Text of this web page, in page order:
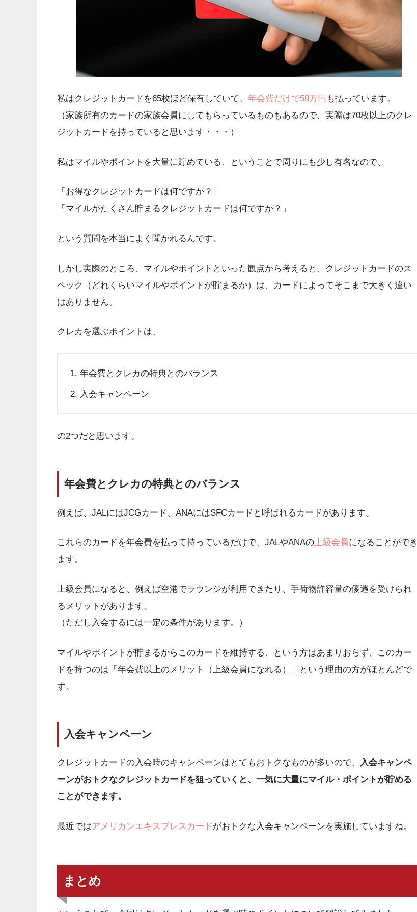
私はクレジットカードを65枚ほど保有していて、 年会費だけで58万円 も払っています。
（家族所有のカードの家族会員にしてもらっているものもあるので、実際は70枚以上のクレ
ジットカードを持っていると思います・・・）
私はマイルやポイントを大量に貯めている、ということで周りにも少し有名なので、
「お得なクレジットカードは何ですか？」
「マイルがたくさん貯まるクレジットカードは何ですか？」
という質問を本当によく聞かれるんです。
しかし実際のところ、マイルやポイントといった観点から考えると、クレジットカードのス
ペック（どれくらいマイルやポイントが貯まるか）は、カードによってそこまで大きく違い
はありません。
クレカを選ぶポイントは、
年会費とクレカの特典とのバランス
入会キャンペーン
の2つだと思います。
年会費とクレカの特典とのバランス
例えば、JALにはJCGカード、ANAにはSFCカードと呼ばれるカードがあります。
これらのカードを年会費を払って持っているだけで、JALやANAの上級会員になることができ
ます。
上級会員になると、例えば空港でラウンジが利用できたり、手荷物許容量の優遇を受けられ
るメリットがあります。
（ただし入会するには一定の条件があります。）
マイルやポイントが貯まるからこのカードを維持する、という方はあまりおらず、このカー
ドを持つのは「年会費以上のメリット（上級会員になれる）」という理由の方がほとんどで
す。
入会キャンペーン
クレジットカードの入会時のキャンペーンはとてもおトクなものが多いので、
入会キャンペ
ーンがおトクなクレジットカードを狙っていくと、一気に大量にマイル・ポイントが貯める
ことができます。
最近ではアメリカンエキスプレスカードがおトクな入会キャンペーンを実施していますね。
まとめ